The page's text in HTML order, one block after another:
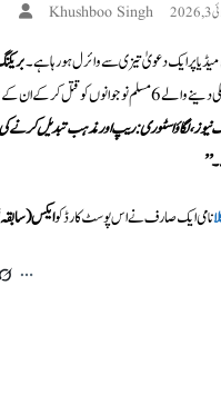
Khushboo Singh
پر ایک دعویٰ تیزی سے وائرل ہو رہا ہے۔
نوجوانوں کو قتل کر کے ان کے سر
نامی ایک صارف نے اس پوسٹ کارڈ کوایکس